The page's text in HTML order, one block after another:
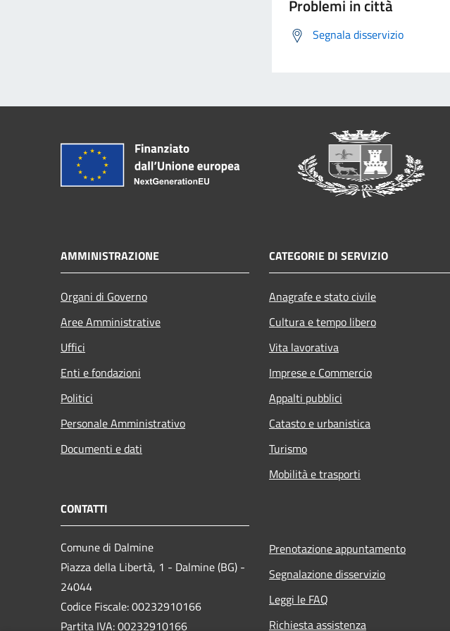
Problemi in città
Segnala disservizio
AMMINISTRAZIONE
Organi di Governo
Aree Amministrative
Uffici
Enti e fondazioni
Politici
Personale Amministrativo
Documenti e dati
CATEGORIE DI SERVIZIO
Anagrafe e stato civile
Cultura e tempo libero
Vita lavorativa
Imprese e Commercio
Appalti pubblici
Catasto e urbanistica
Turismo
Mobilità e trasporti
CONTATTI
Comune di Dalmine
Piazza della Libertà, 1 - Dalmine (BG) -
24044
Codice Fiscale: 00232910166
Partita IVA: 00232910166
Prenotazione appuntamento
Segnalazione disservizio
Leggi le FAQ
Richiesta assistenza